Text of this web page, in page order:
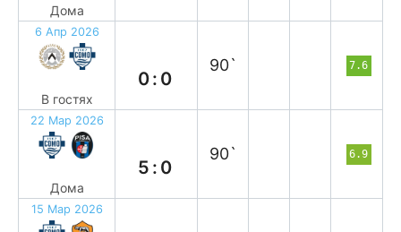
Дома
6 Апр 2026
В гостях
0:0
90` 7.6
22 Мар 2026
Дома
5:0
90` 6.9
15 Мар 2026